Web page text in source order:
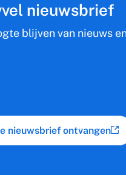
nieuwsbrief
blijven van nieuws
nieuwsbrief ontvangen
link)